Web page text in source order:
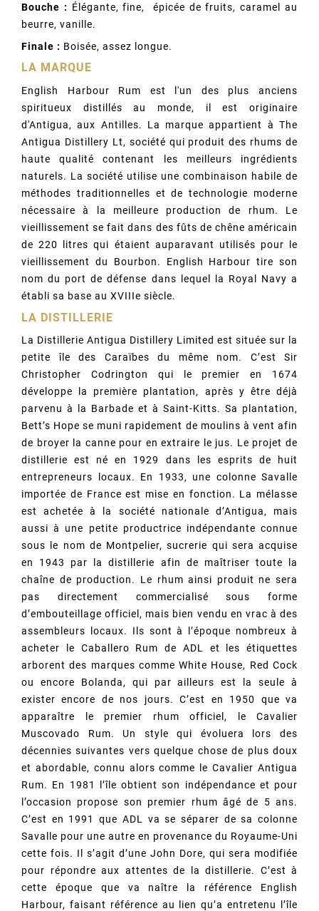
Bouche : Élégante, fine, épicée de fruits, caramel au
beurre, vanille.
Finale : Boisée, assez longue.
LA MARQUE
English Harbour Rum est l'un des plus anciens
spiritueux distillés au monde, il est originaire
d'Antigua, aux Antilles. La marque appartient à The
Antigua Distillery Lt, société qui produit des rhums de
haute qualité contenant les meilleurs ingrédients
naturels. La société utilise une combinaison habile de
méthodes traditionnelles et de technologie moderne
nécessaire à la meilleure production de rhum. Le
vieillissement se fait dans des fûts de chêne américain
de 220 litres qui étaient auparavant utilisés pour le
vieillissement du Bourbon. English Harbour tire son
nom du port de défense dans lequel la Royal Navy a
établi sa base au XVIIIe siècle.
LA DISTILLERIE
La Distillerie Antigua Distillery Limited est située sur la
petite île des Caraïbes du même nom. C’est Sir
Christopher Codrington qui le premier en 1674
développe la première plantation, après y être déjà
parvenu à la Barbade et à Saint-Kitts. Sa plantation,
Bett’s Hope se muni rapidement de moulins à vent afin
de broyer la canne pour en extraire le jus. Le projet de
distillerie est né en 1929 dans les esprits de huit
entrepreneurs locaux. En 1933, une colonne Savalle
importée de France est mise en fonction. La mélasse
est achetée à la société nationale d’Antigua, mais
aussi à une petite productrice indépendante connue
sous le nom de Montpelier, sucrerie qui sera acquise
en 1943 par la distillerie afin de maîtriser toute la
chaîne de production. Le rhum ainsi produit ne sera
pas directement commercialisé sous forme
d’embouteillage officiel, mais bien vendu en vrac à des
assembleurs locaux. Ils sont à l’époque nombreux à
acheter le Caballero Rum de ADL et les étiquettes
arborent des marques comme White House, Red Cock
ou encore Bolanda, qui par ailleurs est la seule à
exister encore de nos jours. C’est en 1950 que va
apparaître le premier rhum officiel, le Cavalier
Muscovado Rum. Un style qui évoluera lors des
décennies suivantes vers quelque chose de plus doux
et abordable, connu alors comme le Cavalier Antigua
Rum. En 1981 l’île obtient son indépendance et pour
l’occasion propose son premier rhum âgé de 5 ans.
C’est en 1991 que ADL va se séparer de sa colonne
Savalle pour une autre en provenance du Royaume-Uni
cette fois. Il s’agit d’une John Dore, qui sera modifiée
pour répondre aux attentes de la distillerie. C’est à
cette époque que va naître la référence English
Harbour, faisant référence au lien qu’a entretenu l’île